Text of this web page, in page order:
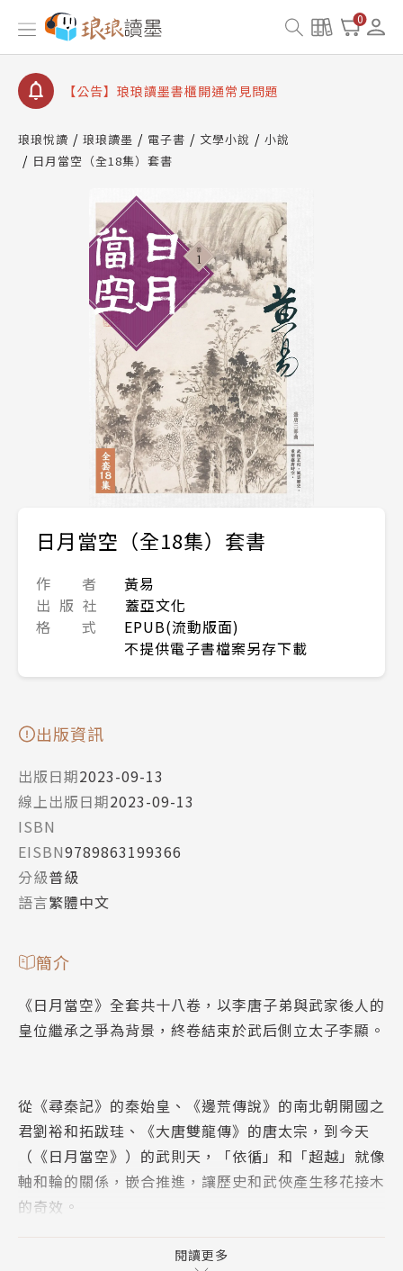
0
【公告】因 Readmoo 讀墨系統維護中，本站同步暫
停部分閱讀服務
【公告】琅琅讀墨數位閱讀資產合併與書櫃開通申請
【公告】琅琅讀墨書櫃開通常見問題
請圖文教學
【公告】琅琅書店服務升級重要說明及資產合併結果
查詢
停部分閱讀服務
琅琅悅讀 琅琅讀墨 電子書 文學小說
小說
日月當空（全18集）套書
日月當空（全18集）套書
作 者
黃易
出 版 社
蓋亞文化
格 式
EPUB(流動版面)
不提供電子書檔案另存下載
出版資訊
出版日期2023-09-13
線上出版日期2023-09-13
ISBN
EISBN9789863199366
分級普級
語言繁體中文
簡介
《日月當空》全套共十八卷，以李唐子弟與武家後人的
皇位繼承之爭為背景，終卷結束於武后側立太子李顯。
從《尋秦記》的秦始皇、《邊荒傳說》的南北朝開國之
君劉裕和拓跋珪、《大唐雙龍傳》的唐太宗，到今天
（《日月當空》）的武則天，「依循」和「超越」就像
軸和輪的關係，嵌合推進，讓歷史和武俠產生移花接木
的奇效。
閱讀更多